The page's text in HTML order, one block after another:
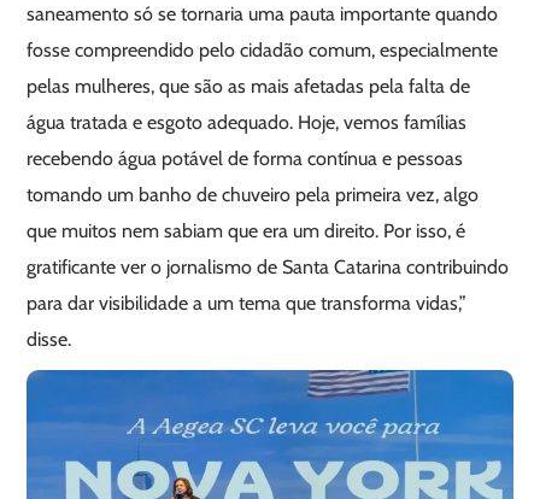
saneamento só se tornaria uma pauta importante quando
fosse compreendido pelo cidadão comum, especialmente
pelas mulheres, que são as mais afetadas pela falta de
água tratada e esgoto adequado. Hoje, vemos famílias
recebendo água potável de forma contínua e pessoas
tomando um banho de chuveiro pela primeira vez, algo
que muitos nem sabiam que era um direito. Por isso, é
gratificante ver o jornalismo de Santa Catarina contribuindo
para dar visibilidade a um tema que transforma vidas,”
disse.